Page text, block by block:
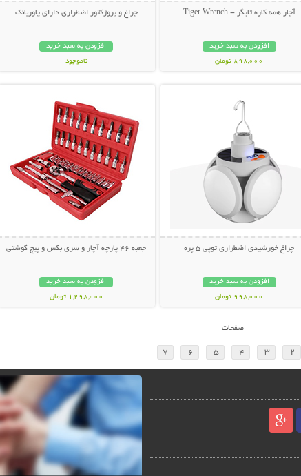
آچار همه کاره تایگر - Tiger Wrench
افزودن به سبد خرید
898,000 تومان
چراغ و پروژکتور اضطراری دارای پاوربانک
افزودن به سبد خرید
ناموجود
چراغ خورشیدی اضطراری توپی 5 پره
افزودن به سبد خرید
998,000 تومان
جعبه 46 پارچه آچار و سری بکس و پیچ گوشتی
افزودن به سبد خرید
1,298,000 تومان
صفحات
2
3
4
5
6
7